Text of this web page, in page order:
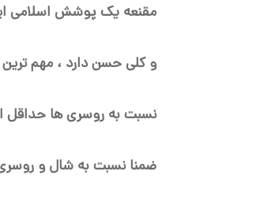
مقنعه یک پوشش اسلامی
و کلی حسن دارد ، مهم
نسبت به روسری ها حداقل
ضمنا نسبت به شال و